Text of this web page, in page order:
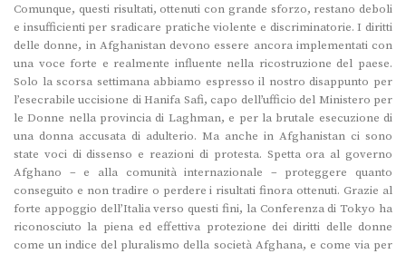
Comunque, questi risultati, ottenuti con grande sforzo, restano deboli
e insufficienti per sradicare pratiche violente e discriminatorie. I diritti
delle donne, in Afghanistan devono essere ancora implementati con
una voce forte e realmente influente nella ricostruzione del paese.
Solo la scorsa settimana abbiamo espresso il nostro disappunto per
l’esecrabile uccisione di Hanifa Safi, capo dell’ufficio del Ministero per
le Donne nella provincia di Laghman, e per la brutale esecuzione di
una donna accusata di adulterio. Ma anche in Afghanistan ci sono
state voci di dissenso e reazioni di protesta. Spetta ora al governo
Afghano – e alla comunità internazionale – proteggere quanto
conseguito e non tradire o perdere i risultati finora ottenuti. Grazie al
forte appoggio dell’Italia verso questi fini, la Conferenza di Tokyo ha
riconosciuto la piena ed effettiva protezione dei diritti delle donne
come un indice del pluralismo della società Afghana, e come via per